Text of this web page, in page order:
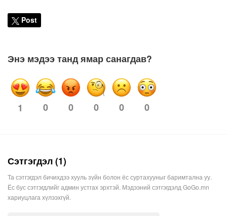
Post
Энэ мэдээ танд ямар санагдав?
1 0 0 0 0 0
Сэтгэгдэл (1)
Та сэтгэгдэл бичихдээ хууль зүйн болон ёс суртахууныг баримтална уу.
Ёс бус сэтгэгдлийг админ устгах эрхтэй. Мэдээний сэтгэгдэлд GoGo.mn
хариуцлага хүлээхгүй.